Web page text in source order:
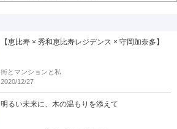
【恵比寿 × 秀和恵比寿レジデンス × 守岡加奈多】
街とマンションと私
2020/12/27
明るい未来に、木の温もりを添えて